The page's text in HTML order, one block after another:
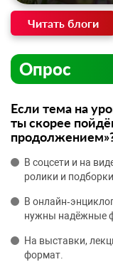
Читать блоги
Опрос
Если тема на
ты скорее
В соцсети и на
ролики и подборки.
В
нужны надёжные
На выставки,
формат.